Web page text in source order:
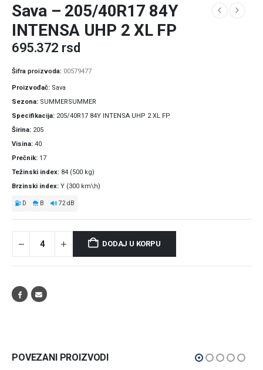
Sava – 205/40R17 84Y
INTENSA UHP 2 XL FP
695.372 rsd
Šifra proizvoda: 00579477
Proizvođač Sava
Sezona SUMMERSUMMER
Specifikacija 205/40R17 84Y INTENSA UHP 2 XL FP
Širina 205
Visina 40
Prečnik 17
Težinski index 84 (500 kg)
Brzinski index Y (300 km\h)
D B 72 dB
DODAJ U KORPU
POVEZANI PROIZVODI